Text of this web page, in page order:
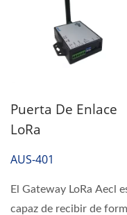
Puerta De Enlace
LoRa
AUS-401
El Gateway LoRa Aecl
capaz de recibir de